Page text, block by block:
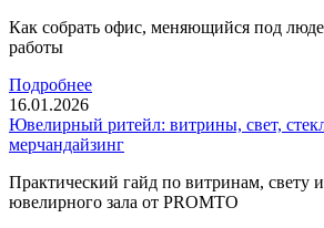
Как собрать офис, меняющийся под
работы
Подробнее
16.01.2026
Ювелирный ритейл: витрины, свет,
мерчандайзинг
Практический гайд по витринам, свету
ювелирного зала от PROMTO